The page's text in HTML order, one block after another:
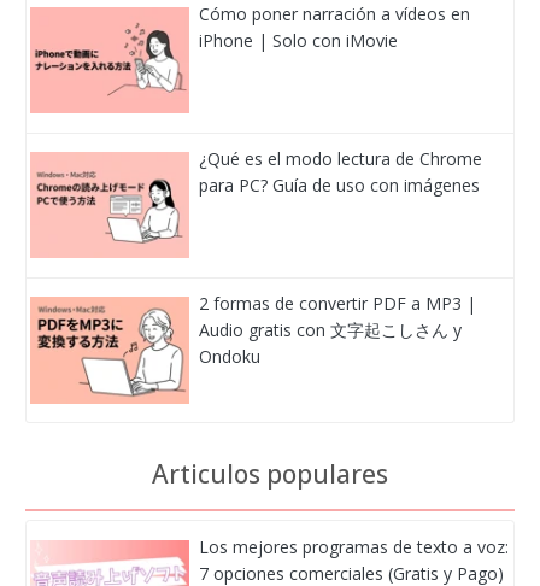
Cómo poner narración a vídeos en
iPhone | Solo con iMovie
¿Qué es el modo lectura de Chrome
para PC? Guía de uso con imágenes
2 formas de convertir PDF a MP3 |
Audio gratis con 文字起こしさん y
Ondoku
Articulos populares
Los mejores programas de texto a voz:
7 opciones comerciales (Gratis y Pago)